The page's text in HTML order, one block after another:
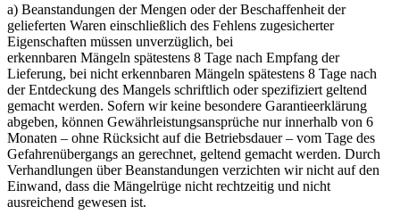
a) Beanstandungen der Mengen oder der Beschaffenheit der
gelieferten Waren einschließlich des Fehlens zugesicherter
Eigenschaften müssen unverzüglich, bei
erkennbaren Mängeln spätestens 8 Tage nach Empfang der
Lieferung, bei nicht erkennbaren Mängeln spätestens 8 Tage nach
der Entdeckung des Mangels schriftlich oder spezifiziert geltend
gemacht werden. Sofern wir keine besondere Garantieerklärung
abgeben, können Gewährleistungsansprüche nur innerhalb von 6
Monaten – ohne Rücksicht auf die Betriebsdauer – vom Tage des
Gefahrenübergangs an gerechnet, geltend gemacht werden. Durch
Verhandlungen über Beanstandungen verzichten wir nicht auf den
Einwand, dass die Mängelrüge nicht rechtzeitig und nicht
ausreichend gewesen ist.